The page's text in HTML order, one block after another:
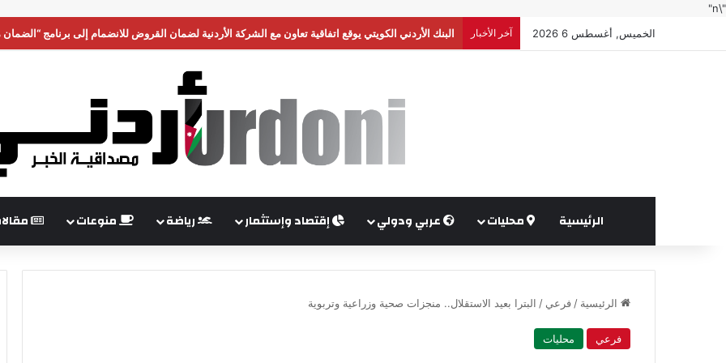
"\n"
الخميس, أغسطس 6 2026
آخر الأخبار البنك الأردني الكويتي يوقع اتفاقية تعاون مع الشركة الأردنية لضمان القروض للانضمام إلى برنامج
الرئيسية محليات عربي ودولي إقتصاد وإستثمار رياضة منوعات
الرئيسية / فرعي / البترا بعيد الاستقلال.. منجزات صحية وزراعية وتربوية
فرعي محليات